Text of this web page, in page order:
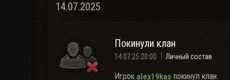
14.07.2025
Покинули клан
14.07.25 20:00 Личный состав
Игрок alex19kas покинул клан.